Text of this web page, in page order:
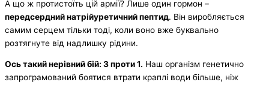
А що ж протистоїть цій армії? Лише один гормон –
передсердний натрійуретичний пептид. Він виробляється
самим серцем тільки тоді, коли воно вже буквально
розтягнуте від надлишку рідини.
Ось такийнерівний бій: 3 проти 1. Наш організм генетично
запрограмований боятися втрати краплі води більше, ніж